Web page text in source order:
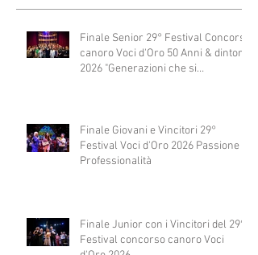
Finale Senior 29° Festival Concorso
canoro Voci d'Oro 50 Anni & dintorni
2026 "Generazioni che si
Finale Giovani e Vincitori 29°
Festival Voci d'Oro 2026 Passione e
Professionalità
Finale Junior con i Vincitori del 29°
Festival concorso canoro Voci